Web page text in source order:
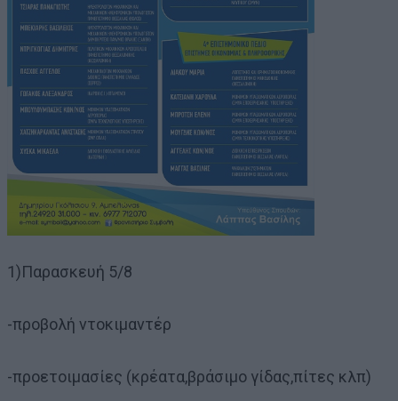
1)Παρασκευή 5/8
-προβολή ντοκιμαντέρ
-προετοιμασίες (κρέατα,βράσιμο γίδας,πίτες κλπ)